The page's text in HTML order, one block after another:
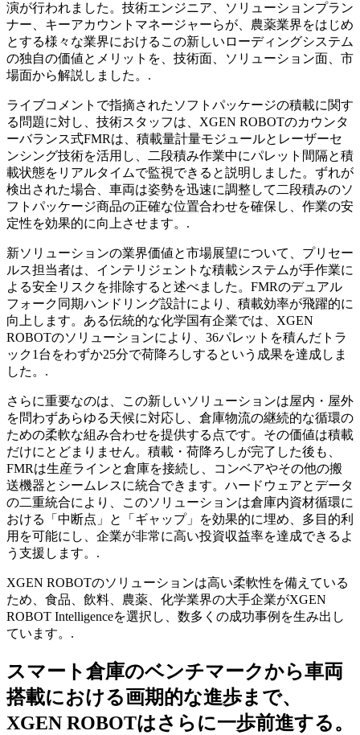
演が行われました。技術エンジニア、ソリューションプラン
ナー、キーアカウントマネージャーらが、農薬業界をはじめ
とする様々な業界におけるこの新しいローディングシステム
の独自の価値とメリットを、技術面、ソリューション面、市
場面から解説しました。.
ライブコメントで指摘されたソフトパッケージの積載に関す
る問題に対し、技術スタッフは、XGEN ROBOTのカウンタ
ーバランス式FMRは、積載量計量モジュールとレーザーセ
ンシング技術を活用し、二段積み作業中にパレット間隔と積
載状態をリアルタイムで監視できると説明しました。ずれが
検出された場合、車両は姿勢を迅速に調整して二段積みのソ
フトパッケージ商品の正確な位置合わせを確保し、作業の安
定性を効果的に向上させます。.
新ソリューションの業界価値と市場展望について、プリセー
ルス担当者は、インテリジェントな積載システムが手作業に
よる安全リスクを排除すると述べました。FMRのデュアル
フォーク同期ハンドリング設計により、積載効率が飛躍的に
向上します。ある伝統的な化学国有企業では、XGEN
ROBOTのソリューションにより、36パレットを積んだトラ
ック1台をわずか25分で荷降ろしするという成果を達成しま
した。.
さらに重要なのは、この新しいソリューションは屋内・屋外
を問わずあらゆる天候に対応し、倉庫物流の継続的な循環の
ための柔軟な組み合わせを提供する点です。その価値は積載
だけにとどまりません。積載・荷降ろしが完了した後も、
FMRは生産ラインと倉庫を接続し、コンベアやその他の搬
送機器とシームレスに統合できます。ハードウェアとデータ
の二重統合により、このソリューションは倉庫内資材循環に
おける「中断点」と「ギャップ」を効果的に埋め、多目的利
用を可能にし、企業が非常に高い投資収益率を達成できるよ
う支援します。.
XGEN ROBOTのソリューションは高い柔軟性を備えている
ため、食品、飲料、農薬、化学業界の大手企業がXGEN
ROBOT Intelligenceを選択し、数多くの成功事例を生み出し
ています。.
スマート倉庫のベンチマークから車両
搭載における画期的な進歩まで、
XGEN ROBOTはさらに一歩前進する。